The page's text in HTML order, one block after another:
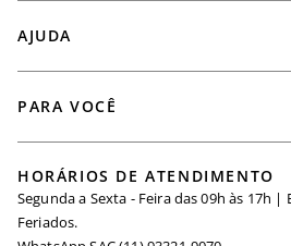
Seja um Revendedor
Igualdade Salarial
AJUDA
Minha Conta
Trocas
PARA VOCÊ
Maternidade
HORÁRIOS DE ATENDIMENTO
Segunda a Sexta - Feira das 09h às 17h |
Feriados.